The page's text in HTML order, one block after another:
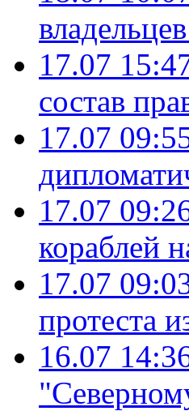
17.07
состав
17.07
17.07
кораблей
17.07
протеста
16.07